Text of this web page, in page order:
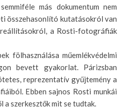
más dokumentum nem
összehasonlító kuta­tásokról van
a Rosti-fotográfiák
fölhasználása műemlékvédelmi
bevett gyakorlat. Párizsban
reprezentatív gyűjtemény a
Ebben sajnos Rosti munkái
a szerkesztők mit se tudtak.